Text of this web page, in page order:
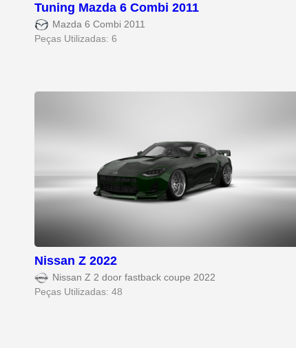
Tuning Mazda 6 Combi 2011
Mazda 6 Combi 2011
Peças Utilizadas: 6
Nissan Z 2022
Nissan Z 2 door fastback coupe 2022
Peças Utilizadas: 48